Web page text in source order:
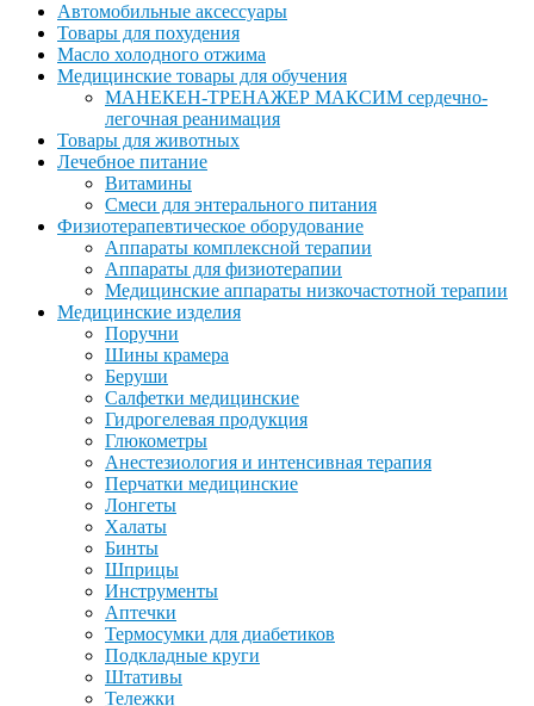
Автомобильные аксессуары
Товары для похудения
Масло холодного отжима
Медицинские товары для обучения
МАНЕКЕН-ТРЕНАЖЕР МАКСИМ сердечно-
легочная реанимация
Товары для животных
Лечебное питание
Витамины
Смеси для энтерального питания
Физиотерапевтическое оборудование
Аппараты комплексной терапии
Аппараты для физиотерапии
Медицинские аппараты низкочастотной терапии
Медицинские изделия
Поручни
Шины крамера
Беруши
Салфетки медицинские
Гидрогелевая продукция
Глюкометры
Анестезиология и интенсивная терапия
Перчатки медицинские
Лонгеты
Халаты
Бинты
Шприцы
Инструменты
Аптечки
Термосумки для диабетиков
Подкладные круги
Штативы
Тележки